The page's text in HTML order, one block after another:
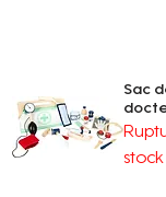
Sac
stock